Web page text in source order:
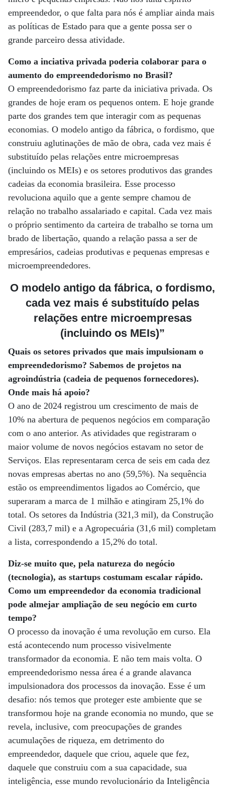
empreendedor, o que falta para nós é ampliar ainda mais
as políticas de Estado para que a gente possa ser o
grande parceiro dessa atividade.
Como a inciativa privada poderia colaborar para o
aumento do empreendedorismo no Brasil?
O empreendedorismo faz parte da iniciativa privada. Os
grandes de hoje eram os pequenos ontem. E hoje grande
parte dos grandes tem que interagir com as pequenas
economias. O modelo antigo da fábrica, o fordismo, que
construiu aglutinações de mão de obra, cada vez mais é
substituído pelas relações entre microempresas
(incluindo os MEIs) e os setores produtivos das grandes
cadeias da economia brasileira. Esse processo
revoluciona aquilo que a gente sempre chamou de
relação no trabalho assalariado e capital. Cada vez mais
o próprio sentimento da carteira de trabalho se torna um
brado de libertação, quando a relação passa a ser de
empresários, cadeias produtivas e pequenas empresas e
microempreendedores.
O modelo antigo da fábrica, o fordismo,
cada vez mais é substituído pelas
relações entre microempresas
(incluindo os MEIs)”
Quais os setores privados que mais impulsionam o
empreendedorismo? Sabemos de projetos na
agroindústria (cadeia de pequenos fornecedores).
Onde mais há apoio?
O ano de 2024 registrou um crescimento de mais de
10% na abertura de pequenos negócios em comparação
com o ano anterior. As atividades que registraram o
maior volume de novos negócios estavam no setor de
Serviços. Elas representaram cerca de seis em cada dez
novas empresas abertas no ano (59,5%). Na sequência
estão os empreendimentos ligados ao Comércio, que
superaram a marca de 1 milhão e atingiram 25,1% do
total. Os setores da Indústria (321,3 mil), da Construção
Civil (283,7 mil) e a Agropecuária (31,6 mil) completam
a lista, correspondendo a 15,2% do total.
Diz-se muito que, pela natureza do negócio
(tecnologia), as startups costumam escalar rápido.
Como um empreendedor da economia tradicional
pode almejar ampliação de seu negócio em curto
tempo?
O processo da inovação é uma revolução em curso. Ela
está acontecendo num processo visivelmente
transformador da economia. E não tem mais volta. O
empreendedorismo nessa área é a grande alavanca
impulsionadora dos processos da inovação. Esse é um
desafio: nós temos que proteger este ambiente que se
transformou hoje na grande economia no mundo, que se
revela, inclusive, com preocupações de grandes
acumulações de riqueza, em detrimento do
empreendedor, daquele que criou, aquele que fez,
daquele que construiu com a sua capacidade, sua
inteligência, esse mundo revolucionário da Inteligência